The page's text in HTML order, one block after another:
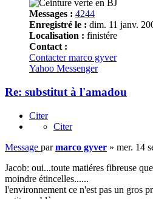
Messages : 4244
Enregistré le : dim. 11 janv.
Localisation : finistére
Contact :
Contacter marco gyver
Yahoo Messenger
Re: substitut à l'amadou
Citer
Citer
Message parmarco gyver » mer. 14
Jacob: oui...toute matiéres fibreuse
moindre étincelles......
l'environnement ce n'est pas un gros